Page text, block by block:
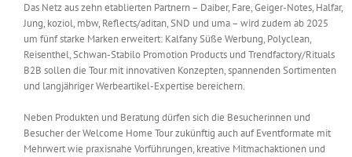
Das Netz aus zehn etablierten Partnern – Daiber, Fare, Geiger-Notes, Halfar,
Jung, koziol, mbw, Reflects/aditan, SND und uma – wird zudem ab 2025
um fünf starke Marken erweitert: Kalfany Süße Werbung, Polyclean,
Reisenthel, Schwan-Stabilo Promotion Products und Trendfactory/Rituals
B2B sollen die Tour mit innovativen Konzepten, spannenden Sortimenten
und langjähriger Werbeartikel-Expertise bereichern.
Neben Produkten und Beratung dürfen sich die Besucherinnen und
Besucher der Welcome Home Tour zukünftig auch auf Eventformate mit
Mehrwert wie praxisnahe Vorführungen, kreative Mitmachaktionen und